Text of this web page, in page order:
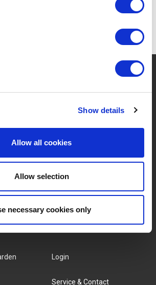
Show details
Allow all cookies
Allow selection
necessary cookies only
nodig?
Ons Team
MY LIVWISE-PRO LOGIN
Login
Service & Contact